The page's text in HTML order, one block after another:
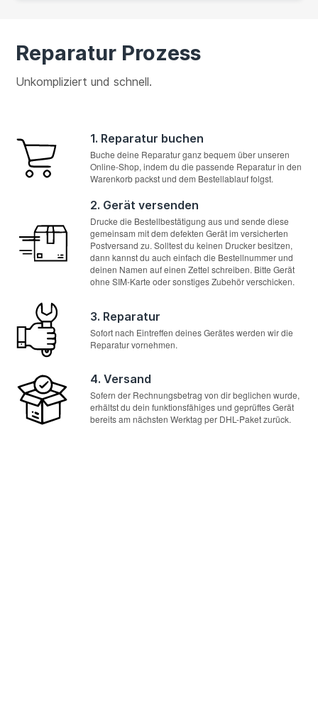
Reparatur Prozess
Unkompliziert und schnell.
1. Reparatur buchen
Buche deine Reparatur ganz bequem über unseren
Online-Shop, indem du die passende Reparatur in den
Warenkorb packst und dem Bestellablauf folgst.
2. Gerät versenden
Drucke die Bestellbestätigung aus und sende diese
gemeinsam mit dem defekten Gerät im versicherten
Postversand zu. Solltest du keinen Drucker besitzen,
dann kannst du auch einfach die Bestellnummer und
deinen Namen auf einen Zettel schreiben. Bitte Gerät
ohne SIM-Karte oder sonstiges Zubehör verschicken.
3. Reparatur
Sofort nach Eintreffen deines Gerätes werden wir die
Reparatur vornehmen.
4. Versand
Sofern der Rechnungsbetrag von dir beglichen wurde,
erhältst du dein funktionsfähiges und geprüftes Gerät
bereits am nächsten Werktag per DHL-Paket zurück.